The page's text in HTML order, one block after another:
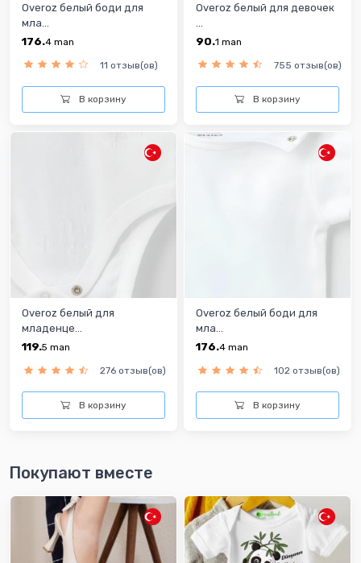
Overoz белый боди для
мла...
176.4 man
11 отзыв(ов)
В корзину
Overoz белый для девочек
90.1 man
755 отзыв(ов)
В корзину
Overoz белый для
младенце...
119.5 man
276 отзыв(ов)
В корзину
Overoz белый боди для
мла...
176.4 man
102 отзыв(ов)
В корзину
Покупают вместе